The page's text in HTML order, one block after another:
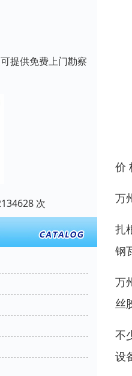
提供免费上门勘察
次
价
万
扎
钢
万
丝
不
设